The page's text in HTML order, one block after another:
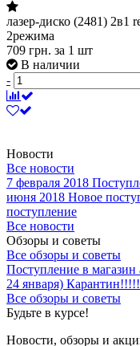
лазер-диско (2481) 2в1
2режима
709грн.
В наличии
-
Все новости
7 февраля 2018
июня 2018 Новое
поступление
Все новости
Обзоры и советы
Все обзоры и советы
Поступление в магазин
24 января)
Все обзоры и советы
Будьте в курсе!